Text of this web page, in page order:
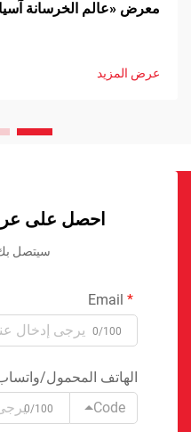
معرض «عالم الخرسانة آسيا ٢٠٢٥» في شنغهاي
عرض المزيد
احصل على
سيتصل بك
0/100
الهاتف المحمول/
Code
0/100